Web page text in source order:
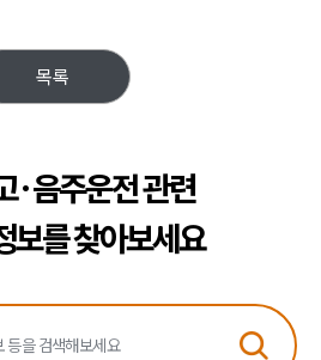
목록
·음주운전 관련
보를 찾아보세요